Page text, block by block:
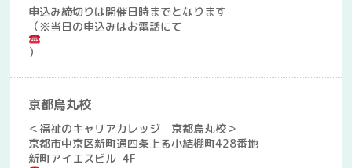
申込み締切りは開催日時までとなります
（※当日の申込みはお電話にて
）
京都烏丸校
＜福祉のキャリアカレッジ 京都烏丸校＞
京都市中京区新町通四条上る小結棚町428番地
新町アイエスビル 4F